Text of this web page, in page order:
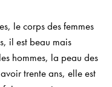
le corps des femmes
il est beau mais
hommes, la peau des
trente ans, elle est